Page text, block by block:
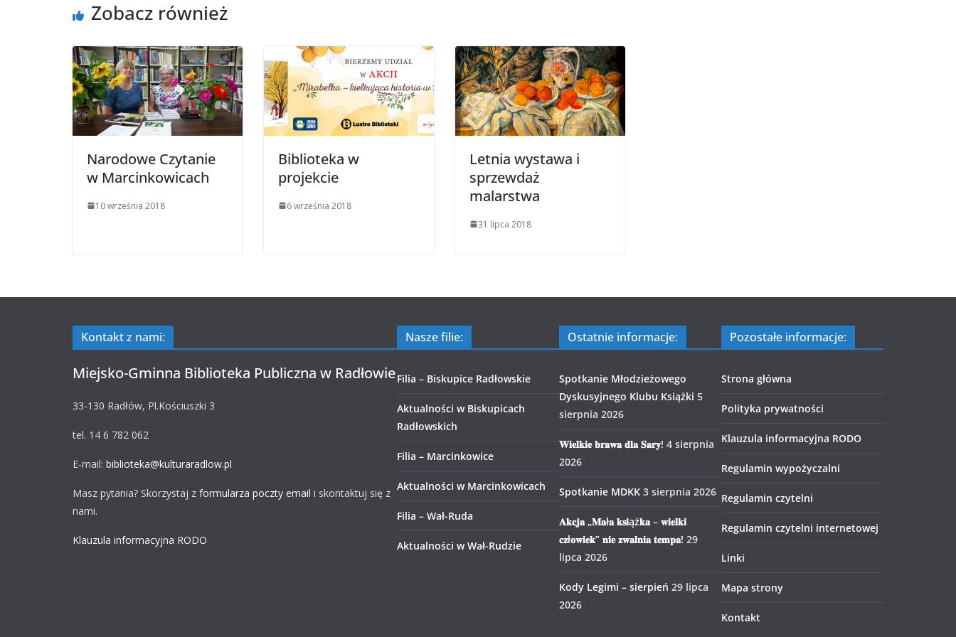
Zobacz również
Narodowe Czytanie
w Marcinkowicach
10 września 2018
Biblioteka w
projekcie
6 września 2018
Letnia wystawa i
sprzewdaż
malarstwa
31 lipca 2018
Kontakt z nami:
Miejsko-Gminna Biblioteka Publiczna w Radłowie
33-130 Radłów, Pl.Kościuszki 3
tel. 14 6 782 062
E-mail: biblioteka@kulturaradlow.pl
Masz pytania? Skorzystaj z formularza poczty email i skontaktuj się z
nami.
Klauzula informacyjna RODO
Nasze filie:
Filia – Biskupice Radłowskie
Aktualności w Biskupicach
Radłowskich
Filia – Marcinkowice
Aktualności w Marcinkowicach
Filia – Wał-Ruda
Aktualności w Wał-Rudzie
Ostatnie informacje:
Spotkanie Młodzieżowego
Dyskusyjnego Klubu Książki 5
sierpnia 2026
𝐖𝐢𝐞𝐥𝐤𝐢𝐞 𝐛𝐫𝐚𝐰𝐚 𝐝𝐥𝐚 𝐒𝐚𝐫𝐲! 4 sierpnia
2026
Spotkanie MDKK 3 sierpnia 2026
𝐀𝐤𝐜𝐣𝐚 „𝐌𝐚ł𝐚 𝐤𝐬𝐢ąż𝐤𝐚 – 𝐰𝐢𝐞𝐥𝐤𝐢
𝐜𝐳ł𝐨𝐰𝐢𝐞𝐤” 𝐧𝐢𝐞 𝐳𝐰𝐚𝐥𝐧𝐢𝐚 𝐭𝐞𝐦𝐩𝐚! 29
lipca 2026
Kody Legimi – sierpień 29 lipca
2026
Pozostałe informacje:
Strona główna
Polityka prywatności
Klauzula informacyjna RODO
Regulamin wypożyczalni
Regulamin czytelni
Regulamin czytelni internetowej
Linki
Mapa strony
Kontakt